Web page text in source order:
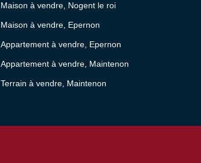
Maison à vendre, Nogent le roi
Maison à vendre, Epernon
Appartement à vendre, Epernon
Appartement à vendre, Maintenon
Terrain à vendre, Maintenon